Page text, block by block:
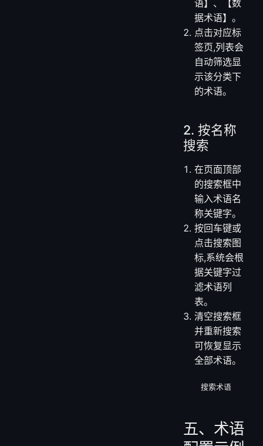
务术语】、
【技术术
语】、【数
据术语】。
点击对应标
签页,列表会
自动筛选显
的术语。
2. 按名称
搜索
在页面顶部
的搜索框中
输入术语名
称关键字。
按回车键或
点击搜索图
标,系统会根
据关键字过
滤术语列
表。
清空搜索框
并重新搜索
全部术语。